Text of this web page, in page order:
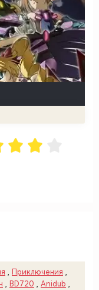
Приключения
BD720 Anidub